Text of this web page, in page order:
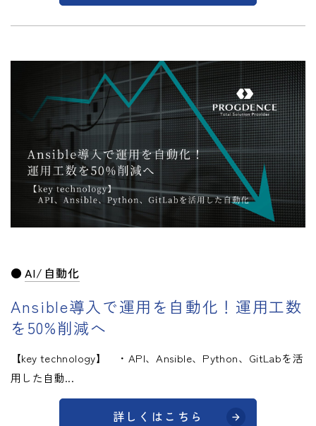
AI/自動化
Ansible導入で運用を自動化！運用工数
を50%削減へ
【key technology】 ・API、Ansible、Python、GitLabを活
用した自動...
詳しくはこちら